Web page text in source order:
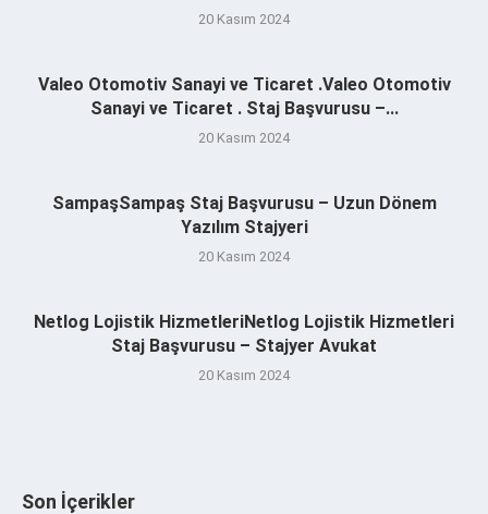
20 Kasım 2024
Valeo Otomotiv Sanayi ve Ticaret .Valeo Otomotiv
Sanayi ve Ticaret . Staj Başvurusu –...
20 Kasım 2024
SampaşSampaş Staj Başvurusu – Uzun Dönem
Yazılım Stajyeri
20 Kasım 2024
Netlog Lojistik HizmetleriNetlog Lojistik Hizmetleri
Staj Başvurusu – Stajyer Avukat
20 Kasım 2024
Son İçerikler